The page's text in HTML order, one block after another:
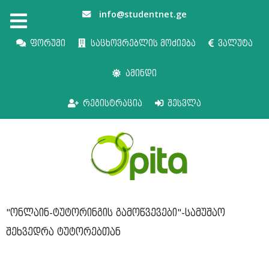
info@studentnet.ge
ფორუმი საცხოვრებლის მოძიება ვალუტა
ამინდი
რეგისტრაცია შესვლა
"ონლაინ-ტუტორინგის გამოწვევები"-სამუშაო
შეხვედრა ტუტორებთან